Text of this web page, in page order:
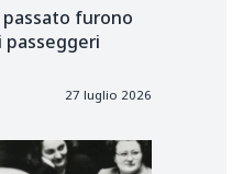
furono
passeggeri
27 luglio 2026